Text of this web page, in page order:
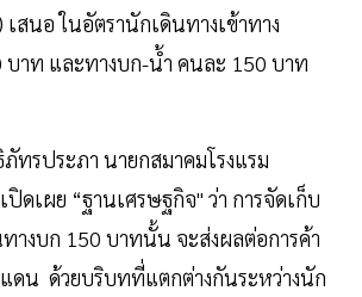
สนอ ในอัตรานักเดินทางเข้าทาง
บาท และทางบก-น้ำ คนละ 150 บาท
ทรประภา นายกสมาคมโรงแรม
ดเผย “ฐานเศรษฐกิจ" ว่า การจัดเก็บ
างบก 150 บาทนั้น จะส่งผลต่อการค้า
แดน ด้วยบริบทที่แตกต่างกันระหว่างนัก